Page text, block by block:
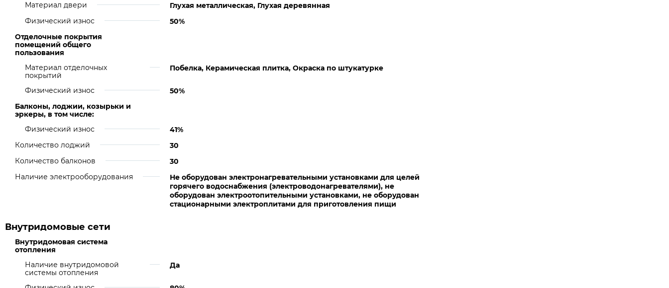
Материал двери
Глухая металлическая, Глухая деревянная
Физический износ
50%
Отделочные покрытия
помещений общего
пользования
Материал отделочных
покрытий
Побелка, Керамическая плитка, Окраска по штукатурке
Физический износ
50%
Балконы, лоджии, козырьки и
эркеры, в том числе:
Физический износ
41%
Количество лоджий
30
Количество балконов
30
Наличие электрооборудования
Не оборудован электронагревательными установками для целей
горячего водоснабжения (электроводонагревателями), не
оборудован электроотопительными установками, не оборудован
стационарными электроплитами для приготовления пищи
Внутридомовые сети
Внутридомовая система
отопления
Наличие внутридомовой
системы отопления
Да